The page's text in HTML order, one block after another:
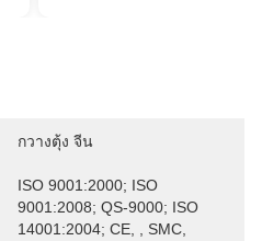
กวางตุ้ง จีน
ISO 9001:2000; ISO
9001:2008; QS-9000; ISO
14001:2004; CE, , SMC,